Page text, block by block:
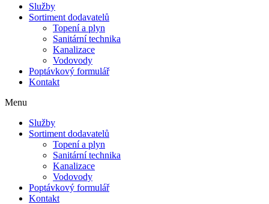
Služby
Sortiment dodavatelů
Topení a plyn
Sanitární technika
Kanalizace
Vodovody
Poptávkový formulář
Kontakt
Menu
Služby
Sortiment dodavatelů
Topení a plyn
Sanitární technika
Kanalizace
Vodovody
Poptávkový formulář
Kontakt